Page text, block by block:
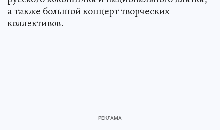
а также большой концерт творческих
коллективов.